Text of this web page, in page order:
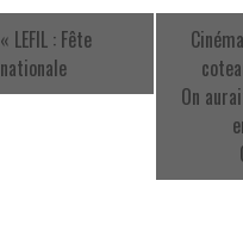
« LEFIL : Fête
nationale
On